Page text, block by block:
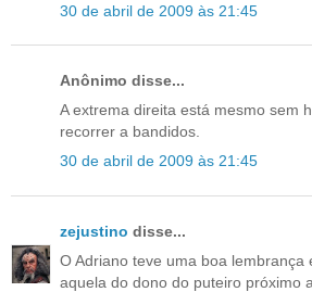
30 de abril de 2009 às 21:45
Anônimo disse...
A extrema direita está mesmo sem
recorrer a bandidos.
30 de abril de 2009 às 21:45
zejustino disse...
O Adriano teve uma boa lembrança
aquela do dono do puteiro próximo